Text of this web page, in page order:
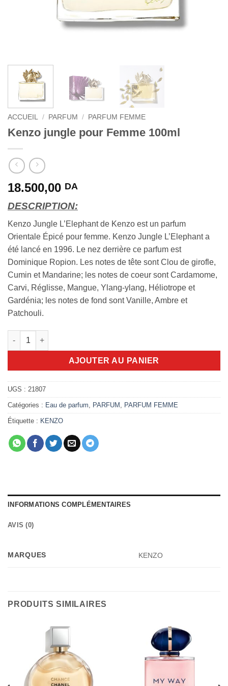
ACCUEIL / PARFUM / PARFUM FEMME
Kenzo jungle pour Femme 100ml
18.500,00 DA
DESCRIPTION:
Kenzo Jungle L’Elephant de Kenzo est un parfum
Orientale Épicé pour femme. Kenzo Jungle L’Elephant a
été lancé en 1996. Le nez derrière ce parfum est
Dominique Ropion. Les notes de tête sont Clou de girofle,
Cumin et Mandarine; les notes de coeur sont Cardamome,
Carvi, Réglisse, Mangue, Ylang-ylang, Héliotrope et
Gardénia; les notes de fond sont Vanille, Ambre et
Patchouli.
quantité de Kenzo jungle pour Femme 100ml
AJOUTER AU PANIER
UGS : 21807
Catégories : Eau de parfum PARFUM PARFUM FEMME
Étiquette : KENZO
INFORMATIONS COMPLÉMENTAIRES
AVIS (0)
MARQUES KENZO
PRODUITS SIMILAIRES